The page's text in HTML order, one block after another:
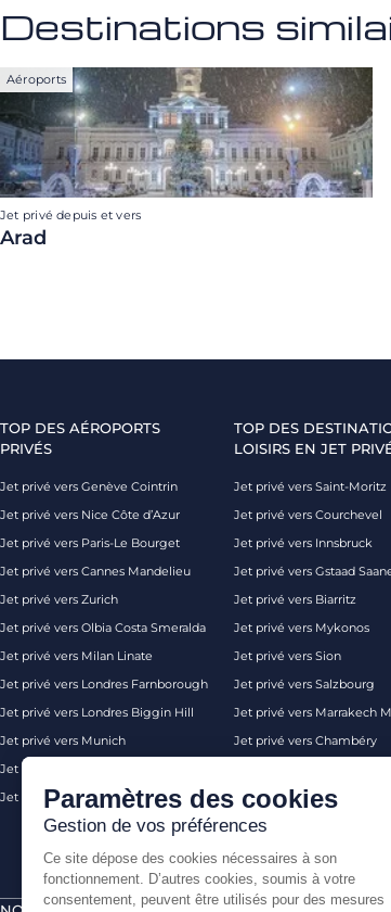
Destinations
Aéroports
Jet privé depuis et vers
Arad
TOP DES AÉROPORTS
PRIVÉS
Jet privé vers Genève Cointrin
Jet privé vers Nice Côte d’Azur
Jet privé vers Paris-Le Bourget
Jet privé vers Cannes Mandelieu
Jet privé vers Zurich
Jet privé vers Olbia Costa Smeralda
Jet privé vers Milan Linate
Jet privé vers Londres Farnborough
Jet privé vers Londres Biggin Hill
Jet privé vers Munich
Jet privé vers Monaco
Jet privé vers Palma de Majorque
TOP DES
LOISIRS EN JET
Jet privé vers Saint-Moritz
Jet privé vers Courchevel
Jet privé vers Innsbruck
Jet privé vers Gstaad
Jet privé vers Biarritz
Jet privé vers Mykonos
Jet privé vers Sion
Jet privé vers Salzbourg
Jet privé vers Marrakech
Jet privé vers Chambéry
Jet privé vers Londres
Paramètres des cookies
Gestion de vos préférences
Ce site dépose des cookies nécessaires à son
fonctionnement. D’autres cookies, soumis à votre
consentement, peuvent être utilisés pour des mesures